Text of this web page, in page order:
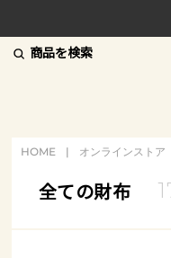
商品を検索
HOME | オンラインストア
全ての財布